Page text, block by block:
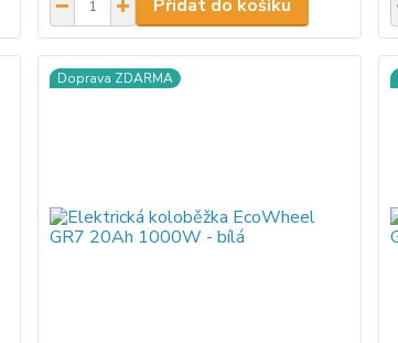
Přidat do košíku
Doprava ZDARMA